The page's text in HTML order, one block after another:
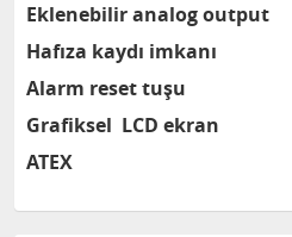
Eklenebilir analog output
Hafıza kaydı imkanı
Alarm reset tuşu
Grafiksel LCD ekran
ATEX